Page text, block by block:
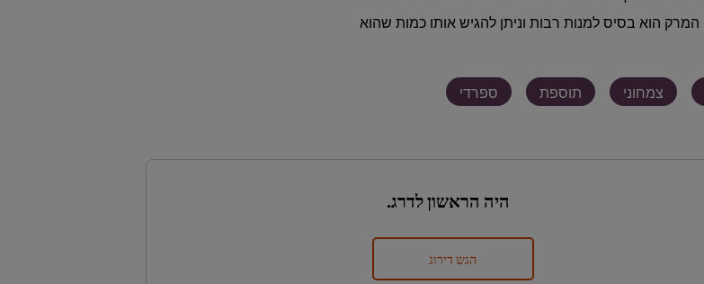
המרק הוא בסיס למנות רבות וניתן להגיש אותו כמות שהוא
צמחוני תוספת ספרדי
היה הראשון לדרג.
הגש דירוג